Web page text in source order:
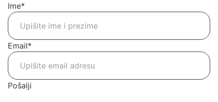
Ime*
Email*
Pošalji